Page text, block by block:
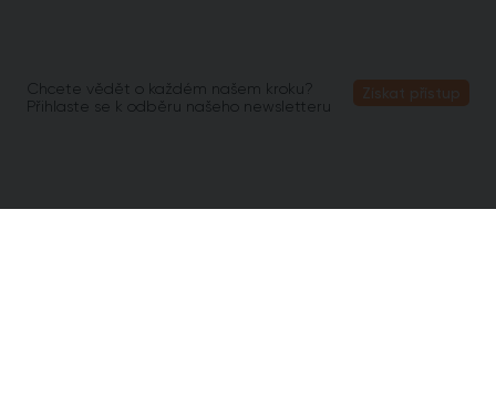
Chcete vědět o každém našem kroku?
Přihlaste se k odběru našeho newsletteru
Získat přístup